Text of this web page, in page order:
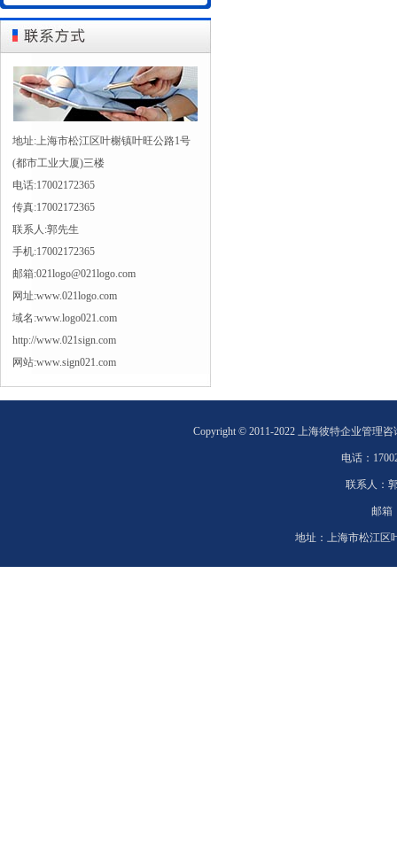
地址:上海市松江区叶榭镇叶旺公路1号
(都市工业大厦)三楼
电话:17002172365
传真:17002172365
联系人:郭先生
手机:17002172365
邮箱:021logo@021logo.com
网址:www.021logo.com
域名:www.logo021.com
http://www.021sign.com
网站:www.sign021.com
Copyright © 2011-2022 上海彼特企业管理
电话：
联系人：
邮箱
地址： 上海市松江区